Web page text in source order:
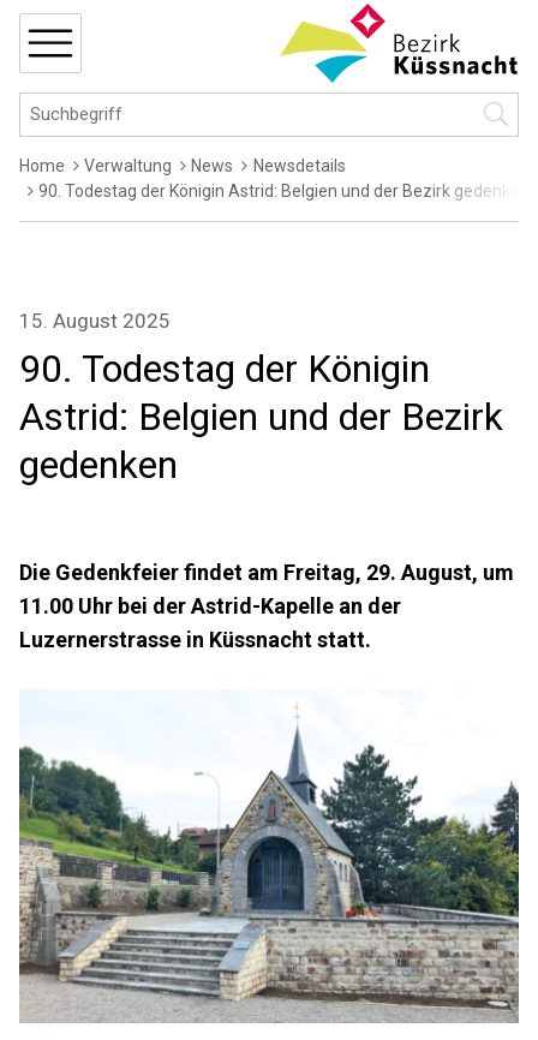
Navigieren in Küssnacht
Schnellnavigation
Hauptnavigation
Suchbegriff
Breadcrumb
Home Verwaltung News
Newsdetails
90. Todestag der Königin Astrid: Belgien und der Bezirk gedenken
90. Todestag der Königin
Astrid: Belgien und der Bezirk
gedenken
15. August 2025
Die Gedenkfeier findet am Freitag, 29. August, um
11.00 Uhr bei der Astrid-Kapelle an der
Luzernerstrasse in Küssnacht statt.